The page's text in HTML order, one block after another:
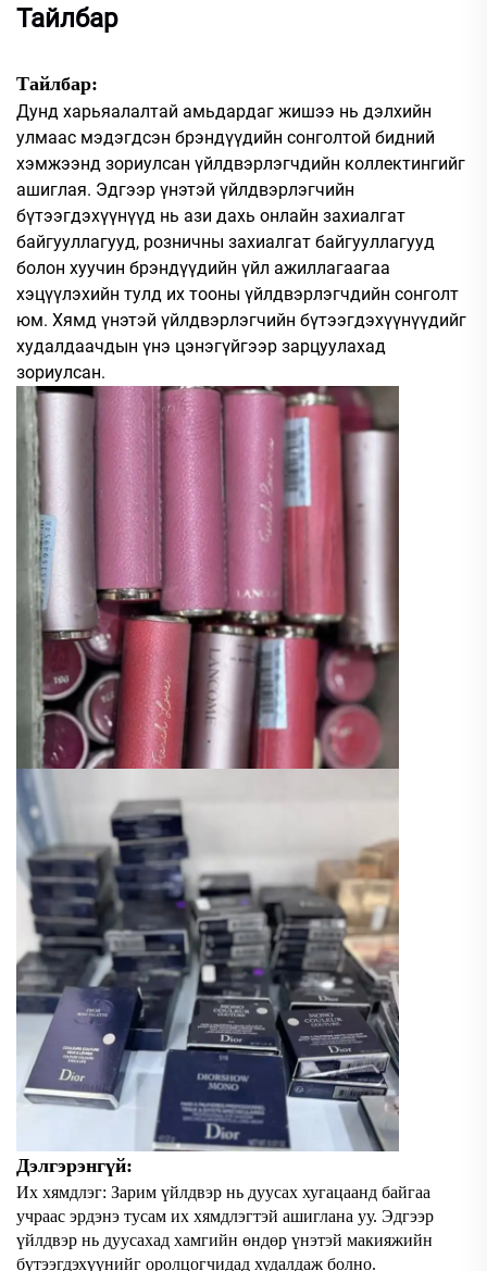
Тайлбар
Тайлбар:
Дунд харьяалалтай амьдардаг жишээ нь дэлхийн
улмаас мэдэгдсэн брэндүүдийн сонголтой бидний
хэмжээнд зориулсан үйлдвэрлэгчдийн коллектингийг
ашиглая. Эдгээр үнэтэй үйлдвэрлэгчийн
бүтээгдэхүүнүүд нь ази дахь онлайн захиалгат
байгууллагууд, розничны захиалгат байгууллагууд
болон хуучин брэндүүдийн үйл ажиллагаагаа
хэцүүлэхийн тулд их тооны үйлдвэрлэгчдийн сонголт
юм. Хямд үнэтэй үйлдвэрлэгчийн бүтээгдэхүүнүүдийг
худалдаачдын үнэ цэнэгүйгээр зарцуулахад
зориулсан.
Дэлгэрэнгүй:
Их хямдлэг: Зарим үйлдвэр нь дуусах хугацаанд байгаа
учраас эрдэнэ тусам их хямдлэгтэй ашиглана уу. Эдгээр
үйлдвэр нь дуусахад хамгийн өндөр үнэтэй макияжийн
бүтээгдэхүүнийг оролцогчидад худалдаж болно.